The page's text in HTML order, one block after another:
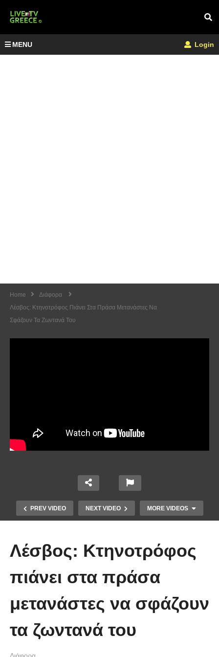
MENU Login
Home
Διάφορα
Λέσβος: Kτηνοτρόφος Πιάνει Στα Πράσα Μετανάστες Να
Σφάζουν Τα Ζωντανά Του
PREV VIDEO NEXT VIDEO MORE VIDEOS
άτυχη μέρα στη δουλειά
Λέσβος: Kτηνοτρόφος
πιάνει στα πράσα
μετανάστες να σφάζουν
τα ζωντανά του